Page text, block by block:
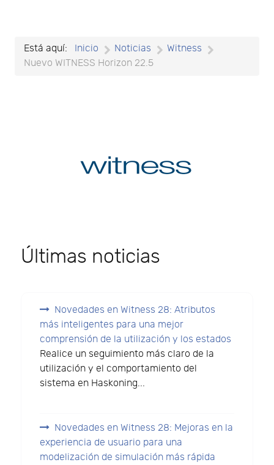
Está aquí: Inicio Noticias
Witness
Nuevo WITNESS Horizon 22.5
Últimas noticias
Novedades en Witness 28: Atributos
más inteligentes para una mejor
comprensión de la utilización y los estados
Realice un seguimiento más claro de la
utilización y el comportamiento del
sistema en Haskoning...
Novedades en Witness 28: Mejoras en la
experiencia de usuario para una
modelización de simulación más rápida